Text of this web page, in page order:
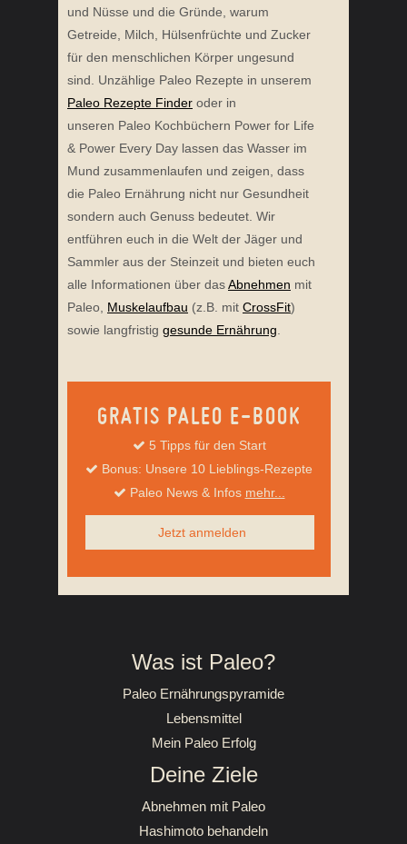
und Nüsse und die Gründe, warum
Getreide, Milch, Hülsenfrüchte und Zucker
für den menschlichen Körper ungesund
sind. Unzählige Paleo Rezepte in unserem
Paleo Rezepte Finder oder in
unseren Paleo Kochbüchern Power for Life
& Power Every Day lassen das Wasser im
Mund zusammenlaufen und zeigen, dass
die Paleo Ernährung nicht nur Gesundheit
sondern auch Genuss bedeutet. Wir
entführen euch in die Welt der Jäger und
Sammler aus der Steinzeit und bieten euch
alle Informationen über dasAbnehmen mit
Paleo, Muskelaufbau (z.B. mit CrossFit)
sowie langfristig gesunde Ernährung
GRATIS PALEO E-BOOK
5 Tipps für den Start
Bonus: Unsere 10 Lieblings-Rezepte
Paleo News & Infos mehr...
Jetzt anmelden
Was ist Paleo?
Paleo Ernährungspyramide
Lebensmittel
Mein Paleo Erfolg
Deine Ziele
Abnehmen mit Paleo
Hashimoto behandeln